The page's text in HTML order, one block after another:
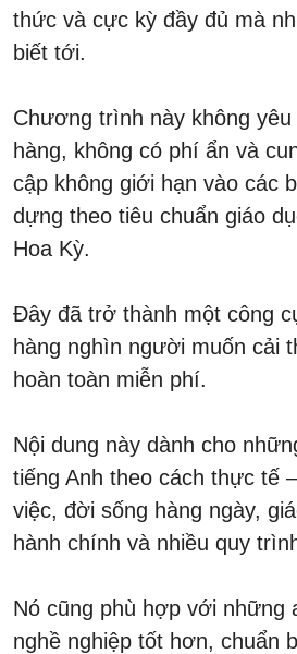
thức và cực kỳ đầy đủ mà
biết tới.
Chương trình này không yêu
hàng, không có phí ẩn và
cập không giới hạn vào các
dựng theo tiêu chuẩn giáo
Hoa Kỳ.
Đây đã trở thành một công
hàng nghìn người muốn cải
hoàn toàn miễn phí.
Nội dung này dành cho
tiếng Anh theo cách thực tế
việc, đời sống hàng ngày,
hành chính và nhiều quy
Nó cũng phù hợp với những
nghề nghiệp tốt hơn, chuẩn